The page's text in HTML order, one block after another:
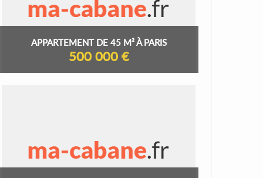
APPARTEMENT DE 45 M² À PARIS
500 000 €